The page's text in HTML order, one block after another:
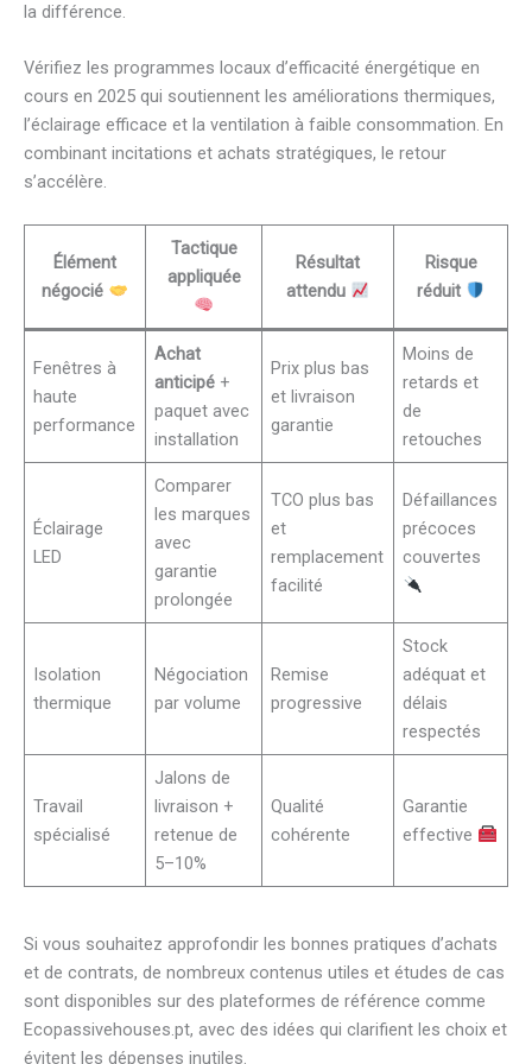
la différence.
Vérifiez les programmes locaux d’efficacité énergétique en
cours en 2025 qui soutiennent les améliorations thermiques,
l’éclairage efficace et la ventilation à faible consommation. En
combinant incitations et achats stratégiques, le retour
s’accélère.
Élément
négocié
Tactique
appliquée
Résultat
attendu
Risque
réduit
Fenêtres à
haute
performance
Achat
anticipé +
paquet avec
installation
Prix plus bas
et livraison
garantie
Moins de
retards et
de
retouches
Éclairage
LED
Comparer
les marques
avec
garantie
prolongée
TCO plus bas
et
remplacement
facilité
Défaillances
précoces
couvertes
Isolation
thermique
Négociation
par volume
Remise
progressive
Stock
adéquat et
délais
respectés
Travail
spécialisé
Jalons de
livraison +
retenue de
5–10%
Qualité
cohérente
Garantie
effective
Si vous souhaitez approfondir les bonnes pratiques d’achats
et de contrats, de nombreux contenus utiles et études de cas
sont disponibles sur des plateformes de référence comme
Ecopassivehouses.pt, avec des idées qui clarifient les choix et
évitent les dépenses inutiles.